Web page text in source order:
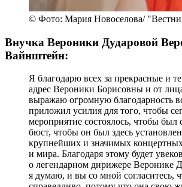
© Фото: Мария Новоселова/
Внучка Вероники Дударовой
Вайнштейн:
Я благодарю всех за прекрасные и
адрес Вероники Борисовны и от
выражаю огромную благодарность
приложил усилия для того, чтобы
мероприятие состоялось, чтобы был
бюст, чтобы он был здесь
крупнейших и значимых
и мира. Благодаря этому будет
о легендарном дирижере Веронике
я думаю, и вы со мной согласитесь,